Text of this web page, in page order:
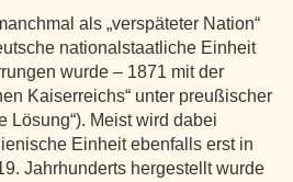
als „verspäteter Nation“
nationalstaatliche Einheit
wurde – 1871 mit der
Kaiserreichs“ unter preußischer
Lösung“). Meist wird dabei
Einheit ebenfalls erst in
Jahrhunderts hergestellt wurde